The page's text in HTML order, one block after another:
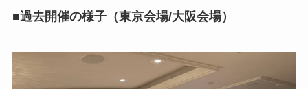
■過去開催の様子（東京会場/大阪会場）